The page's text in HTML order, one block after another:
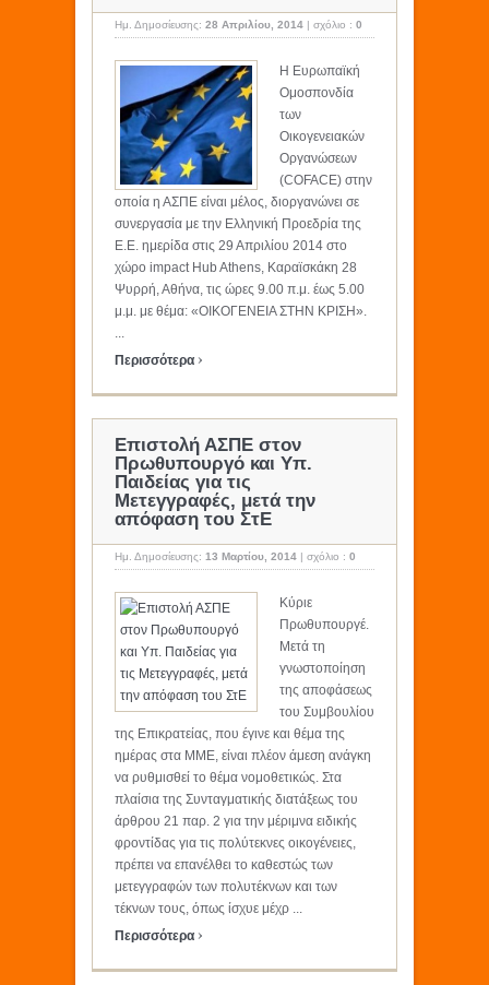
Ημ. Δημοσίευσης: 28 Απριλίου, 2014 | σχόλιο : 0
Η Ευρωπαϊκή
Ομοσπονδία
των
Οικογενειακών
Οργανώσεων
(COFACE) στην
οποία η ΑΣΠΕ είναι μέλος, διοργανώνει σε
συνεργασία με την Ελληνική Προεδρία της
Ε.Ε. ημερίδα στις 29 Απριλίου 2014 στο
χώρο impact Hub Athens, Καραϊσκάκη 28
Ψυρρή, Αθήνα, τις ώρες 9.00 π.μ. έως 5.00
μ.μ. με θέμα: «ΟΙΚΟΓΕΝΕΙΑ ΣΤΗΝ ΚΡΙΣΗ».
...
Περισσότερα ›
Επιστολή ΑΣΠΕ στον
Πρωθυπουργό και Υπ.
Παιδείας για τις
Μετεγγραφές, μετά την
απόφαση του ΣτΕ
Ημ. Δημοσίευσης: 13 Μαρτίου, 2014 | σχόλιο : 0
Κύριε
Πρωθυπουργέ.
Μετά τη
γνωστοποίηση
της αποφάσεως
του Συμβουλίου
της Επικρατείας, που έγινε και θέμα της
ημέρας στα ΜΜΕ, είναι πλέον άμεση ανάγκη
να ρυθμισθεί το θέμα νομοθετικώς. Στα
πλαίσια της Συνταγματικής διατάξεως του
άρθρου 21 παρ. 2 για την μέριμνα ειδικής
φροντίδας για τις πολύτεκνες οικογένειες,
πρέπει να επανέλθει το καθεστώς των
μετεγγραφών των πολυτέκνων και των
τέκνων τους, όπως ίσχυε μέχρ ...
Περισσότερα ›